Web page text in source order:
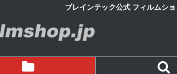
ブレインテック公式 フィルムシ